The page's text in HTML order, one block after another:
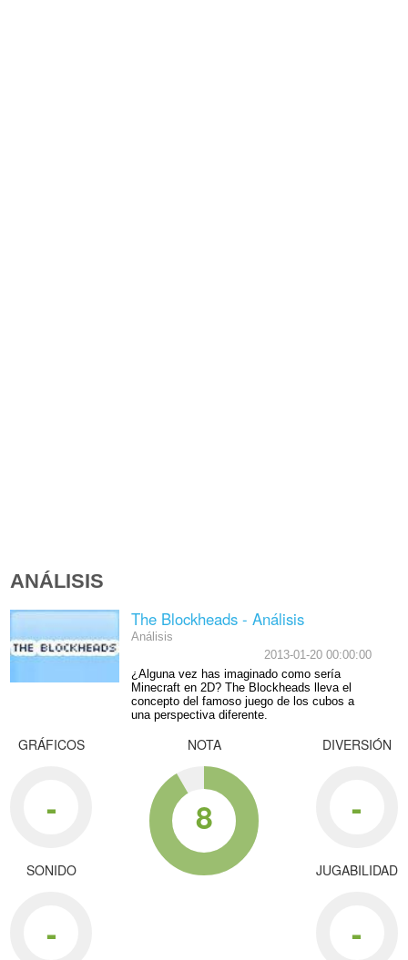
ANÁLISIS
The Blockheads - Análisis
Análisis
2013-01-20 00:00:00
¿Alguna vez has imaginado como sería
Minecraft en 2D? The Blockheads lleva el
concepto del famoso juego de los cubos a
una perspectiva diferente.
GRÁFICOS
-
SONIDO
-
NOTA
8
DIVERSIÓN
-
JUGABILIDAD
-